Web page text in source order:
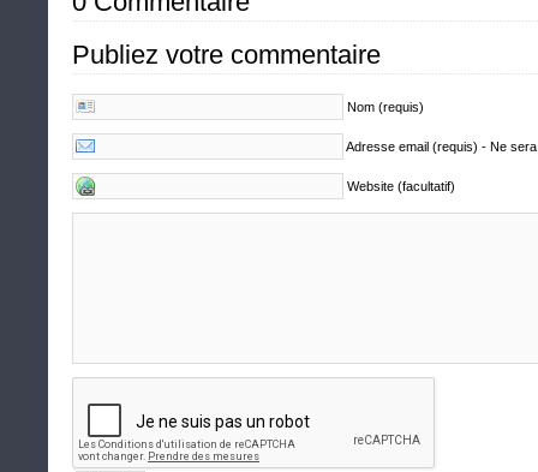
Publiez votre commentaire
Nom (requis)
Adresse email (requis) - Ne
Website (facultatif)